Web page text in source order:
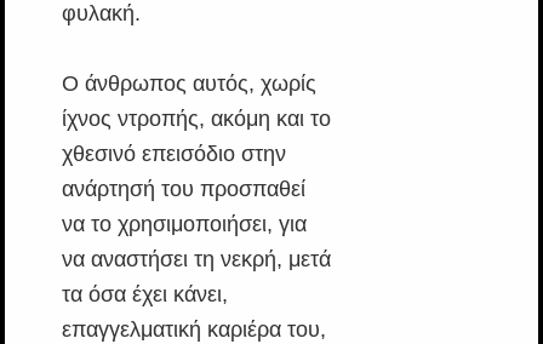
φυλακή.
Ο άνθρωπος αυτός, χωρίς
ίχνος ντροπής, ακόμη και το
χθεσινό επεισόδιο στην
ανάρτησή του προσπαθεί
να το χρησιμοποιήσει, για
να αναστήσει τη νεκρή, μετά
τα όσα έχει κάνει,
επαγγελματική καριέρα του,